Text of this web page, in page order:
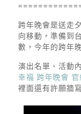
跨年晚會是送走
向移動，準備到
數，今年的跨年
演出名單、活動
幸福 跨年晚會 官
裡面還有許願牆